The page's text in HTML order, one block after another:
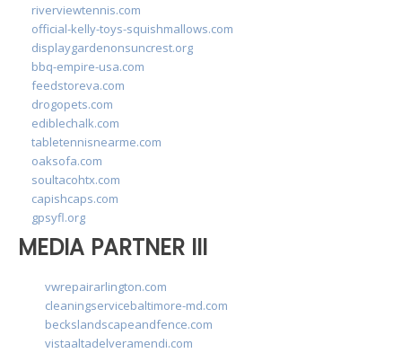
riverviewtennis.com
official-kelly-toys-squishmallows.com
displaygardenonsuncrest.org
bbq-empire-usa.com
feedstoreva.com
drogopets.com
ediblechalk.com
tabletennisnearme.com
oaksofa.com
soultacohtx.com
capishcaps.com
gpsyfl.org
MEDIA PARTNER III
vwrepairarlington.com
cleaningservicebaltimore-md.com
beckslandscapeandfence.com
vistaaltadelveramendi.com